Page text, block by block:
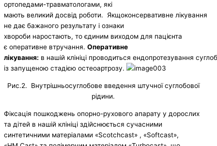
ортопедами-травматологами, які
мають великий досвід роботи. Якщоконсервативне лікування
не дає бажаного результату і ознаки
хвороби наростають, то єдиним виходом для пацієнта
є оперативне втручання. Оперативне
лікування: в нашій клініці проводиться ендопротезування
із запущеною стадією остеоартрозу.
Рис.2. Внутрішньосуглобове введення штучної суглобової
рідини.
Фіксація пошкоджень опорно-рухового апарату у дорослих
та дітей в нашій клініці здійснюється сучасними
синтетичними матеріалами «Scotchcast» , «Softcast»,